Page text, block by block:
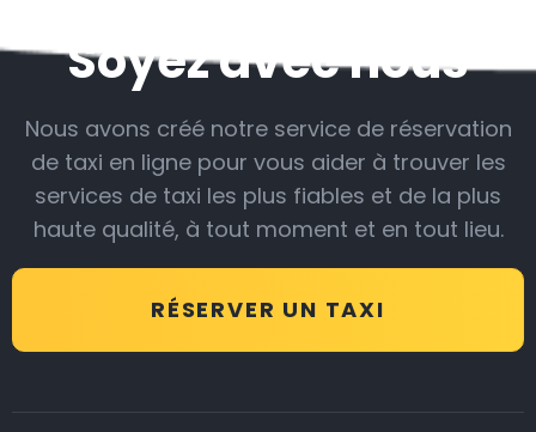
Soyez avec nous
Nous avons créé notre service de réservation
de taxi en ligne pour vous aider à trouver les
services de taxi les plus fiables et de la plus
haute qualité, à tout moment et en tout lieu.
RÉSERVER UN TAXI